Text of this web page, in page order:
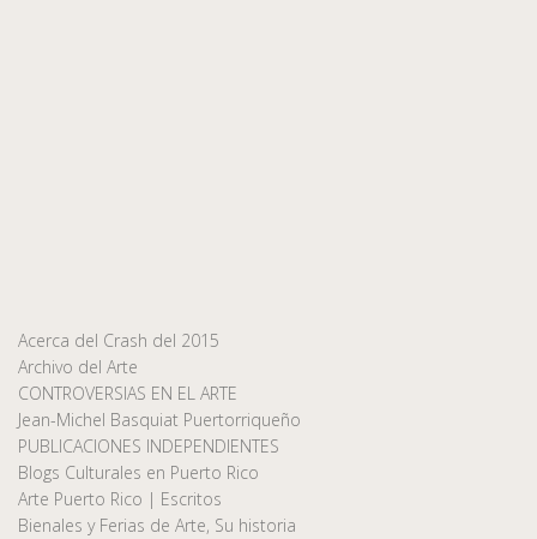
Acerca del Crash del 2015
Archivo del Arte
CONTROVERSIAS EN EL ARTE
Jean-Michel Basquiat Puertorriqueño
PUBLICACIONES INDEPENDIENTES
Blogs Culturales en Puerto Rico
Arte Puerto Rico | Escritos
Bienales y Ferias de Arte, Su historia